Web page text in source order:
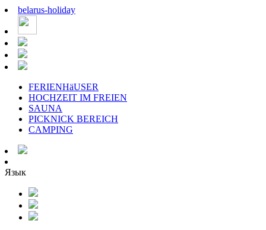
belarus-holiday
FERIENHäUSER
HOCHZEIT IM FREIEN
SAUNA
PICKNICK BEREICH
CAMPING
Язык